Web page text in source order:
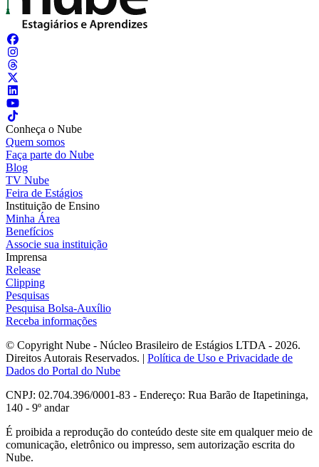
Conheça o Nube
Quem somos
Faça parte do Nube
Blog
TV Nube
Feira de Estágios
Instituição de Ensino
Minha Área
Benefícios
Associe sua instituição
Imprensa
Release
Clipping
Pesquisas
Pesquisa Bolsa-Auxílio
Receba informações
© Copyright Nube - Núcleo Brasileiro de Estágios LTDA - 2026.
Direitos Autorais Reservados. | Política de Uso e Privacidade de
Dados do Portal do Nube
CNPJ: 02.704.396/0001-83 - Endereço: Rua Barão de Itapetininga,
140 - 9º andar
É proibida a reprodução do conteúdo deste site em qualquer meio de
comunicação, eletrônico ou impresso, sem autorização escrita do
Nube.